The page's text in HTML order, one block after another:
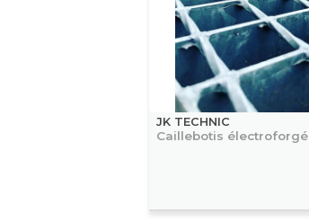
JK TECHNIC
Caillebotis électroforgé